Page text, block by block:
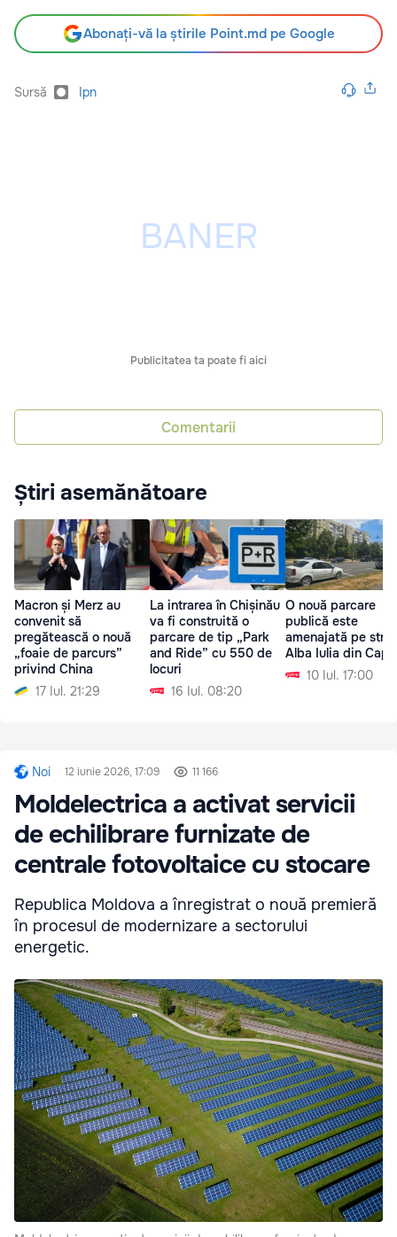
Abonați-vă la știrile Point.md pe Google
Sursă Ipn
Publicitatea ta poate fi aici
Comentarii
Știri asemănătoare
Macron și Merz au
convenit să
pregătească o nouă
„foaie de parcurs”
privind China
17 Iul. 21:29
La intrarea în Chișinău
va fi construită o
parcare de tip „Park
and Ride” cu 550 de
locuri
16 Iul. 08:20
O nouă parcare
publică este
amenajată pe
Alba Iulia din
10 Iul. 17:00
Noi 12 iunie 2026, 17:09 11 166
Moldelectrica a activat servicii
de echilibrare furnizate de
centrale fotovoltaice cu stocare
Republica Moldova a înregistrat o nouă premieră
în procesul de modernizare a sectorului
energetic.